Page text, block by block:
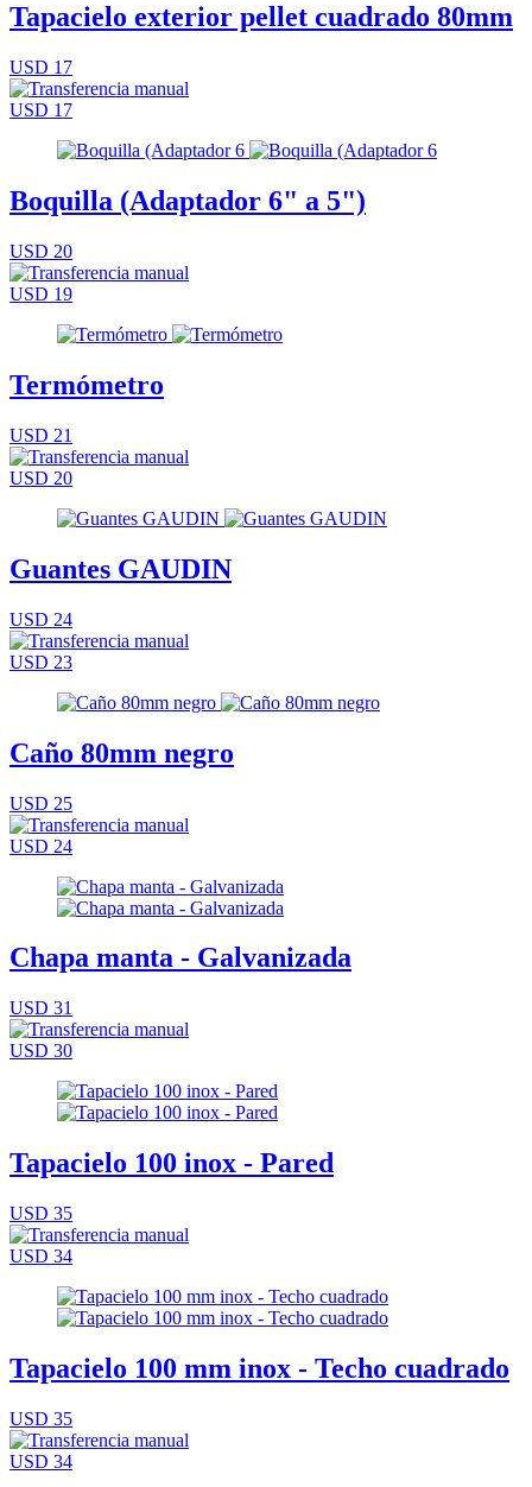
Tapacielo exterior pellet cuadrado 80mm
USD 17
USD 17
Boquilla (Adaptador 6" a 5")
USD 20
USD 19
Termómetro
USD 21
USD 20
Guantes GAUDIN
USD 24
USD 23
Caño 80mm negro
USD 25
USD 24
Chapa manta - Galvanizada
USD 31
USD 30
Tapacielo 100 inox - Pared
USD 35
USD 34
Tapacielo 100 mm inox - Techo cuadrado
USD 35
USD 34